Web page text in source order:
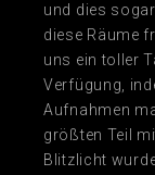
und dies
diese Räume
uns ein toller
Verfügung,
Aufnahmen
größten Teil
Blitzlicht